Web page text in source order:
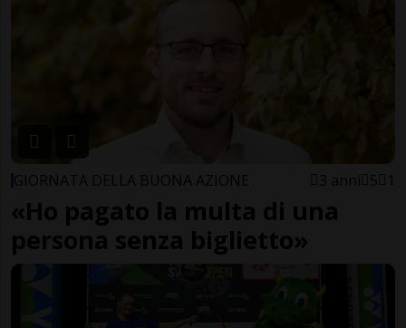
GIORNATA DELLA BUONA AZIONE 3 anni 5 1
«Ho pagato la multa di una
persona senza biglietto»